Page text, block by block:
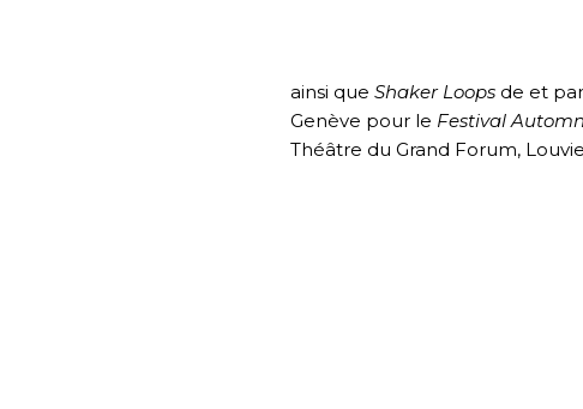
ainsi que Shaker Loops de et
Genève pour le Festival
Théâtre du Grand Forum,